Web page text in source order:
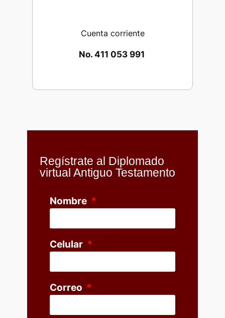
Cuenta corriente
No. 411 053 991
Regístrate al Diplomado
virtual Antiguo Testamento
Nombre
Celular
Correo